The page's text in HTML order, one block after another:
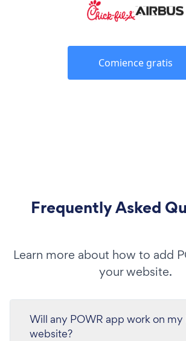
Comience gratis
Frequently Asked
Learn more about how to add
your website.
Will any POWR app work on my
website?